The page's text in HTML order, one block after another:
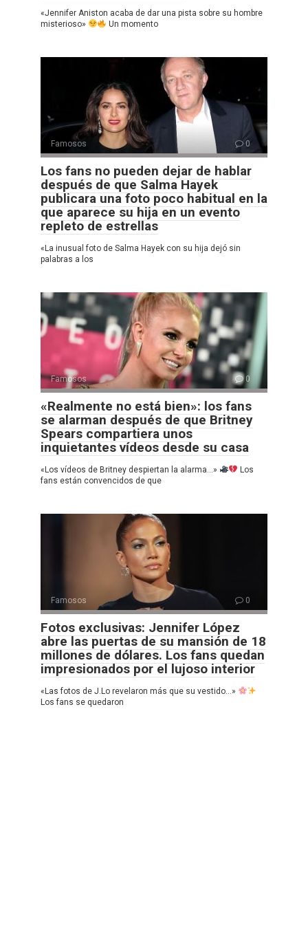
«Jennifer Aniston acaba de dar una pista sobre su hombre
misterioso»
Un momento
Famosos 0
Los fans no pueden dejar de hablar
después de que Salma Hayek
publicara una foto poco habitual en la
que aparece su hija en un evento
repleto de estrellas
«La inusual foto de Salma Hayek con su hija dejó sin
palabras a los
Famosos 0
«Realmente no está bien»: los fans
se alarman después de que Britney
Spears compartiera unos
inquietantes vídeos desde su casa
«Los vídeos de Britney despiertan la alarma…»
Los
fans están convencidos de que
Famosos 0
Fotos exclusivas: Jennifer López
abre las puertas de su mansión de 18
millones de dólares. Los fans quedan
impresionados por el lujoso interior
«Las fotos de J.Lo revelaron más que su vestido…»
Los fans se quedaron